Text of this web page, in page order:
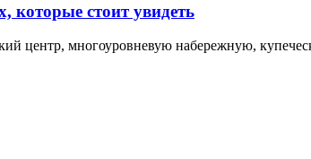
которые стоит увидеть
центр, многоуровневую набережную,